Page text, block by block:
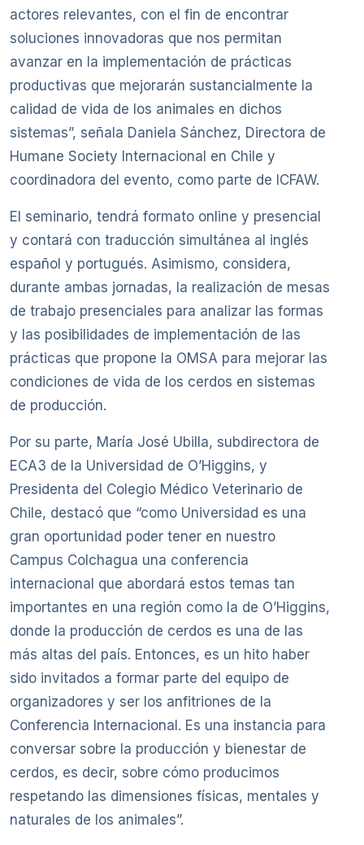
actores relevantes, con el fin de encontrar
soluciones innovadoras que nos permitan
avanzar en la implementación de prácticas
productivas que mejorarán sustancialmente la
calidad de vida de los animales en dichos
sistemas”, señala Daniela Sánchez, Directora de
Humane Society Internacional en Chile y
coordinadora del evento, como parte de ICFAW.
El seminario, tendrá formato online y presencial
y contará con traducción simultánea al inglés
español y portugués. Asimismo, considera,
durante ambas jornadas, la realización de mesas
de trabajo presenciales para analizar las formas
y las posibilidades de implementación de las
prácticas que propone la OMSA para mejorar las
condiciones de vida de los cerdos en sistemas
de producción.
Por su parte, María José Ubilla, subdirectora de
ECA3 de la Universidad de O’Higgins, y
Presidenta del Colegio Médico Veterinario de
Chile, destacó que “como Universidad es una
gran oportunidad poder tener en nuestro
Campus Colchagua una conferencia
internacional que abordará estos temas tan
importantes en una región como la de O’Higgins,
donde la producción de cerdos es una de las
más altas del país. Entonces, es un hito haber
sido invitados a formar parte del equipo de
organizadores y ser los anfitriones de la
Conferencia Internacional. Es una instancia para
conversar sobre la producción y bienestar de
cerdos, es decir, sobre cómo producimos
respetando las dimensiones físicas, mentales y
naturales de los animales”.